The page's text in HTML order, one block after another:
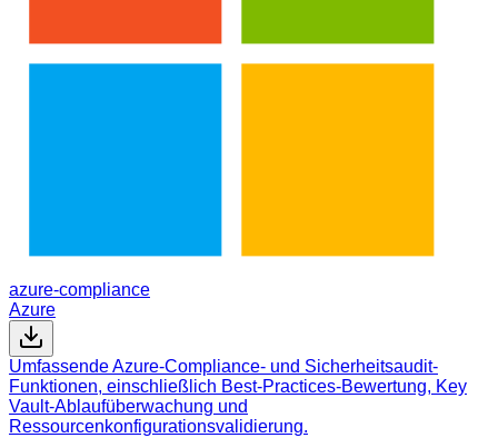
azure-compliance
Azure
Umfassende Azure-Compliance- und Sicherheitsaudit-
Funktionen, einschließlich Best-Practices-Bewertung, Key
Vault-Ablaufüberwachung und
Ressourcenkonfigurationsvalidierung.